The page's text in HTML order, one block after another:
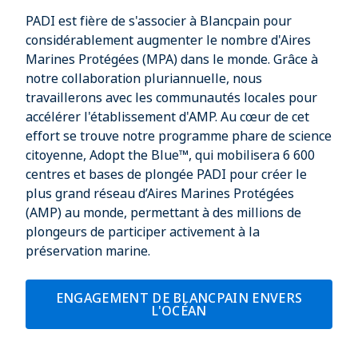
PADI est fière de s'associer à Blancpain pour
considérablement augmenter le nombre d'Aires
Marines Protégées (MPA) dans le monde. Grâce à
notre collaboration pluriannuelle, nous
travaillerons avec les communautés locales pour
accélérer l'établissement d'AMP. Au cœur de cet
effort se trouve notre programme phare de science
citoyenne, Adopt the Blue™, qui mobilisera 6 600
centres et bases de plongée PADI pour créer le
plus grand réseau d’Aires Marines Protégées
(AMP) au monde, permettant à des millions de
plongeurs de participer activement à la
préservation marine.
ENGAGEMENT DE BLANCPAIN ENVERS
L'OCÉAN